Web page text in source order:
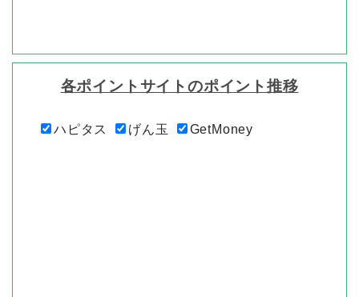
各ポイントサイトのポイント推移
ハピタス げん玉 GetMoney